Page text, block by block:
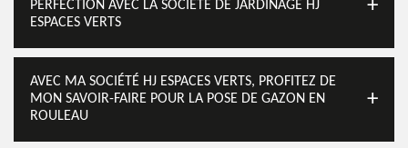
PERFECTION AVEC LA SOCIÉTÉ DE JARDINAGE HJ
ESPACES VERTS
AVEC MA SOCIÉTÉ HJ ESPACES VERTS, PROFITEZ DE
MON SAVOIR-FAIRE POUR LA POSE DE GAZON EN
ROULEAU